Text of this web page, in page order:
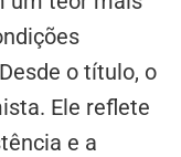
o título, o
Ele reflete
e a